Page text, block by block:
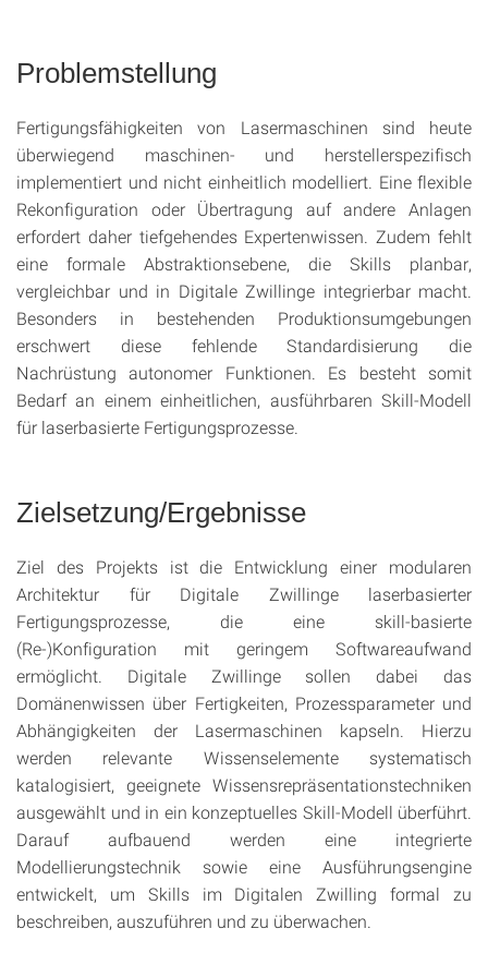
Problemstellung
Fertigungsfähigkeiten von Lasermaschinen sind heute
überwiegend maschinen- und herstellerspezifisch
implementiert und nicht einheitlich modelliert. Eine flexible
Rekonfiguration oder Übertragung auf andere Anlagen
erfordert daher tiefgehendes Expertenwissen. Zudem fehlt
eine formale Abstraktionsebene, die Skills planbar,
vergleichbar und in Digitale Zwillinge integrierbar macht.
Besonders in bestehenden Produktionsumgebungen
erschwert diese fehlende Standardisierung die
Nachrüstung autonomer Funktionen. Es besteht somit
Bedarf an einem einheitlichen, ausführbaren Skill-Modell
für laserbasierte Fertigungsprozesse.
Zielsetzung/Ergebnisse
Ziel des Projekts ist die Entwicklung einer modularen
Architektur für Digitale Zwillinge laserbasierter
Fertigungsprozesse, die eine skill-basierte
(Re-)Konfiguration mit geringem Softwareaufwand
ermöglicht. Digitale Zwillinge sollen dabei das
Domänenwissen über Fertigkeiten, Prozessparameter und
Abhängigkeiten der Lasermaschinen kapseln. Hierzu
werden relevante Wissenselemente systematisch
katalogisiert, geeignete Wissensrepräsentationstechniken
ausgewählt und in ein konzeptuelles Skill-Modell überführt.
Darauf aufbauend werden eine integrierte
Modellierungstechnik sowie eine Ausführungsengine
entwickelt, um Skills im Digitalen Zwilling formal zu
beschreiben, auszuführen und zu überwachen.